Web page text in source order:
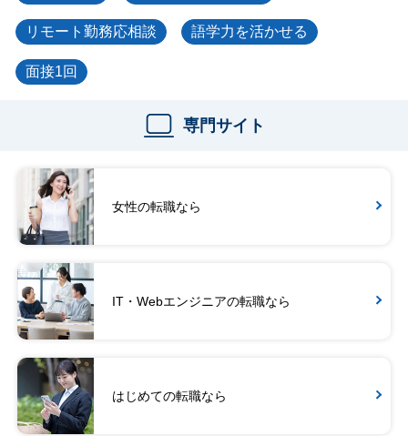
リモート勤務応相談 語学力を活かせる
面接1回
専門サイト
女性の転職なら
IT・Webエンジニアの転職なら
はじめての転職なら